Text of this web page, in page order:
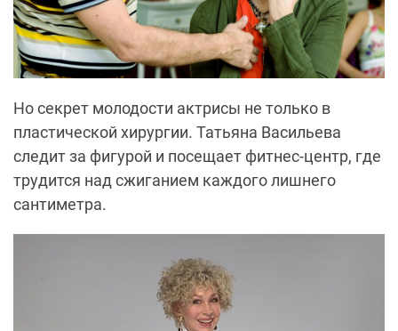
Но секрет молодости актрисы не только в
пластической хирургии. Татьяна Васильева
следит за фигурой и посещает фитнес-центр, где
трудится над сжиганием каждого лишнего
сантиметра.